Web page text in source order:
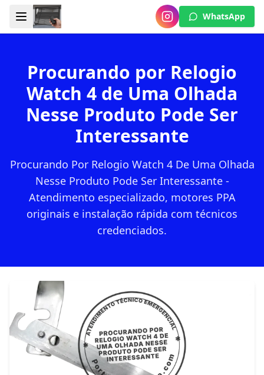
WhatsApp
Procurando por Relogio
Watch 4 de Uma Olhada
Nesse Produto Pode Ser
Interessante
Procurando Por Relogio Watch 4 De Uma Olhada
Nesse Produto Pode Ser Interessante -
Atendimento especializado, motores PPA
originais e instalação rápida com técnicos
credenciados.